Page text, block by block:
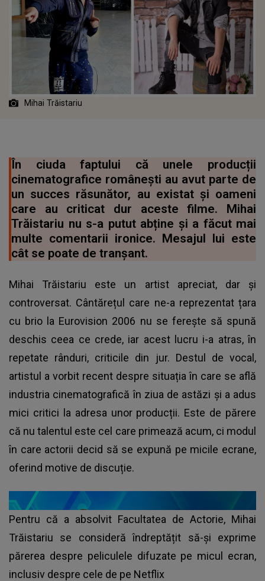
Mihai Trăistariu
În ciuda faptului că unele producții
cinematografice românești au avut parte de
un succes răsunător, au existat și oameni
care au criticat dur aceste filme. Mihai
Trăistariu nu s-a putut abține și a făcut mai
multe comentarii ironice. Mesajul lui este
cât se poate de tranșant.
Mihai Trăistariu este un artist apreciat, dar și
controversat. Cântărețul care ne-a reprezentat țara
cu brio la Eurovision 2006 nu se ferește să spună
deschis ceea ce crede, iar acest lucru i-a atras, în
repetate rânduri, criticile din jur. Destul de vocal,
artistul a vorbit recent despre situația în care se află
industria cinematografică în ziua de astăzi și a adus
mici critici la adresa unor producții. Este de părere
că nu talentul este cel care primează acum, ci modul
în care actorii decid să se expună pe micile ecrane,
oferind motive de discuție.
Pentru că a absolvit Facultatea de Actorie, Mihai
Trăistariu se consideră îndreptățit să-și exprime
părerea despre peliculele difuzate pe micul ecran,
inclusiv despre cele de pe Netflix